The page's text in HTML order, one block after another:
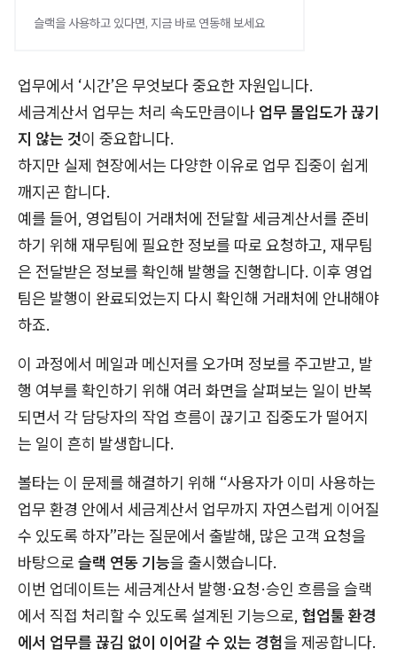
슬랙을 사용하고 있다면, 지금 바로 연동해 보세요
업무에서 ‘시간’은 무엇보다 중요한 자원입니다.
세금계산서 업무는 처리 속도만큼이나 업무 몰입도가 끊기
지 않는 것이 중요합니다.
하지만 실제 현장에서는 다양한 이유로 업무 집중이 쉽게
깨지곤 합니다.
예를 들어, 영업팀이 거래처에 전달할 세금계산서를 준비
하기 위해 재무팀에 필요한 정보를 따로 요청하고, 재무팀
은 전달받은 정보를 확인해 발행을 진행합니다. 이후 영업
팀은 발행이 완료되었는지 다시 확인해 거래처에 안내해야
하죠.
이 과정에서 메일과 메신저를 오가며 정보를 주고받고, 발
행 여부를 확인하기 위해 여러 화면을 살펴보는 일이 반복
되면서 각 담당자의 작업 흐름이 끊기고 집중도가 떨어지
는 일이 흔히 발생합니다.
볼타는 이 문제를 해결하기 위해 “사용자가 이미 사용하는
업무 환경 안에서 세금계산서 업무까지 자연스럽게 이어질
수 있도록 하자”라는 질문에서 출발해, 많은 고객 요청을
바탕으로 슬랙 연동 기능을 출시했습니다.
이번 업데이트는 세금계산서 발행·요청·승인 흐름을 슬랙
에서 직접 처리할 수 있도록 설계된 기능으로, 협업툴환경
에서 업무를 끊김 없이 이어갈 수 있는 경험을 제공합니다.